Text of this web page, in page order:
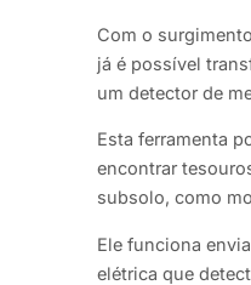
Com o
já é possível
um detector de
Esta ferramenta
encontrar
subsolo, como
Ele funciona
elétrica que